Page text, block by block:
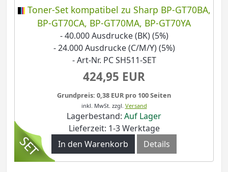
Toner-Set kompatibel zu Sharp BP-GT70BA,
BP-GT70CA, BP-GT70MA, BP-GT70YA
- 40.000 Ausdrucke (BK) (5%)
- 24.000 Ausdrucke (C/M/Y) (5%)
- Art-Nr. PC SH511-SET
424,95 EUR
Grundpreis: 0,38 EUR pro 100 Seiten
inkl. MwSt. zzgl. Versand
Lagerbestand: Auf Lager
Lieferzeit: 1-3 Werktage
In den Warenkorb
Details